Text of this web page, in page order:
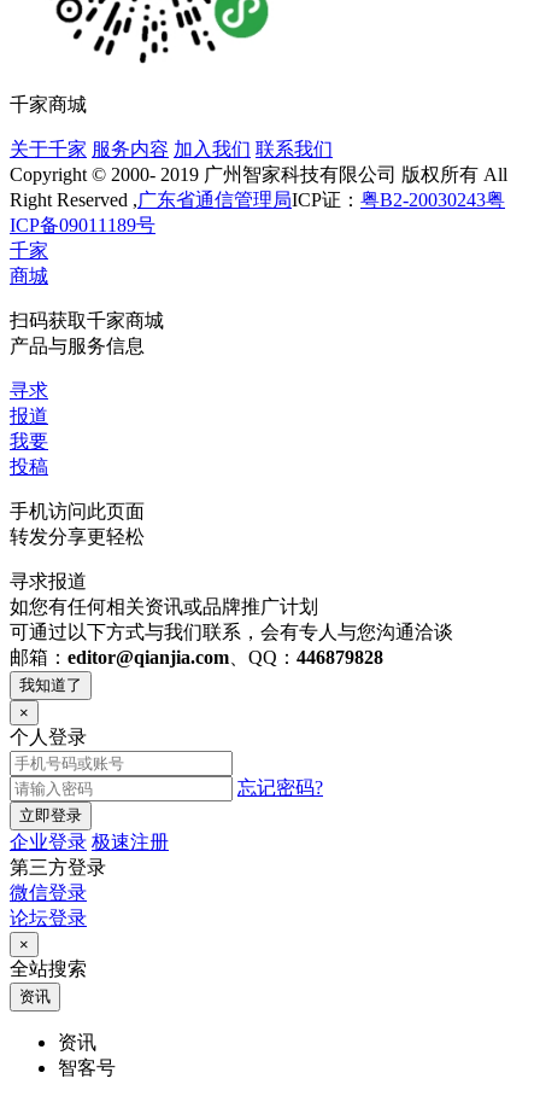
千家商城
关于千家 服务内容 加入我们 联系我们
Copyright © 2000- 2019 广州智家科技有限公司 版权所有 All
Right Reserved ,广东省通信管理局ICP证： 粤B2-20030243粤
ICP备09011189号
千家
商城
扫码获取千家商城
产品与服务信息
寻求
报道
我要
投稿
手机访问此页面
转发分享更轻松
寻求报道
如您有任何相关资讯或品牌推广计划
可通过以下方式与我们联系，会有专人与您沟通洽谈
邮箱： editor@qianjia.com 、QQ： 446879828
我知道了
×
个人登录
忘记密码?
立即登录
企业登录 极速注册
第三方登录
微信登录
论坛登录
×
全站搜索
资讯
资讯
智客号